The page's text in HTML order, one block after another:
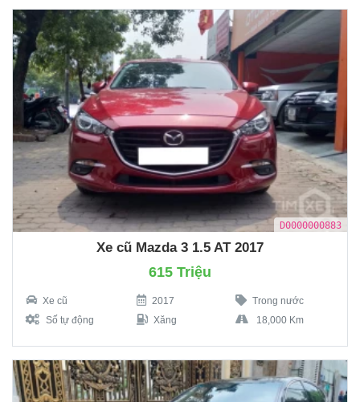
D0000000883
Xe cũ Mazda 3 1.5 AT 2017
615 Triệu
Xe cũ 2017
Trong nước
Số tự động
Xăng 18,000 Km